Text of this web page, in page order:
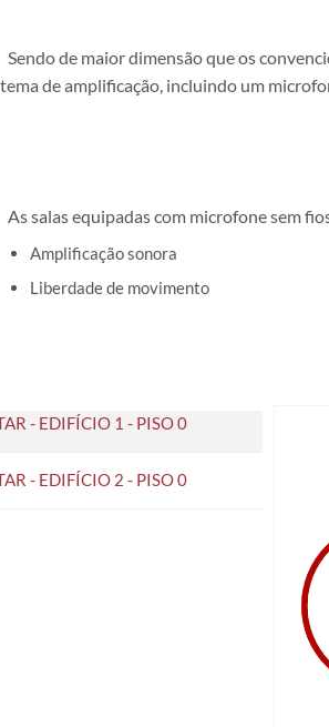
Sendo de maior dimensão que os
de amplificação, incluindo um
As salas equipadas com microfone sem
Amplificação sonora
Liberdade de movimento
- EDIFÍCIO 1 - PISO 0
- EDIFÍCIO 2 - PISO 0